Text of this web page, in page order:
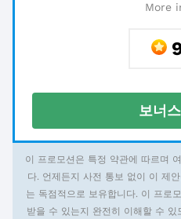
More
보너
이 프로모션은 특정 약관에 따르며
다. 언제든지 사전 통보 없이 이 제
는 독점적으로 보유합니다. 이 프로
받을 수 있는지 완전히 이해할 수